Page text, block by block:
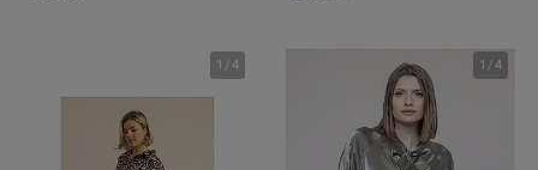
1 /4 1 /4